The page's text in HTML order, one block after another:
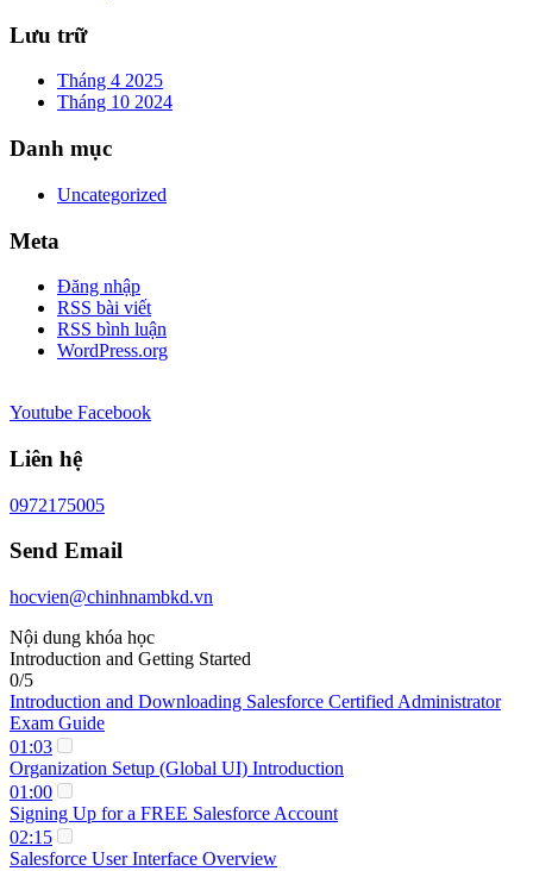
Lưu trữ
Tháng 4 2025
Tháng 10 2024
Danh mục
Uncategorized
Meta
Đăng nhập
RSS bài viết
RSS bình luận
WordPress.org
Youtube Facebook
Liên hệ
0972175005
Send Email
hocvien@chinhnambkd.vn
Nội dung khóa học
Introduction and Getting Started
0/5
Introduction and Downloading Salesforce Certified Administrator
Exam Guide
01:03
Organization Setup (Global UI) Introduction
01:00
Signing Up for a FREE Salesforce Account
02:15
Salesforce User Interface Overview